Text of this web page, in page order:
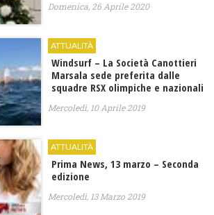
Domenica, 26 Aprile 2020
ATTUALITÀ
Windsurf – La Società Canottieri
Marsala sede preferita dalle
squadre RSX olimpiche e nazionali
Mercoledì, 10 Aprile 2019
ATTUALITÀ
Prima News, 13 marzo – Seconda
edizione
Mercoledì, 13 Marzo 2019